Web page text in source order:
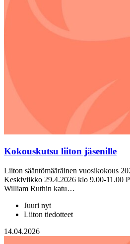
Kokouskutsu liiton jäsenille
Liiton sääntömääräinen
Keskiviikko 29.4.2026 klo 9.00-
William Ruthin katu…
Juuri nyt
Liiton tiedotteet
14.04.2026